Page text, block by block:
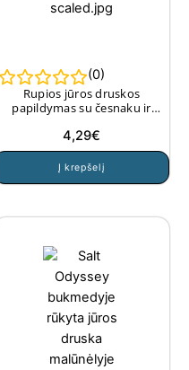
(0)
Rupios jūros druskos
papildymas su česnaku ir
4,29€
Į krepšelį